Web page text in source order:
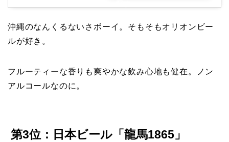
沖縄のなんくるないさボーイ。そもそもオリオンビー
ルが好き。
フルーティーな香りも爽やかな飲み心地も健在。ノン
アルコールなのに。
第3位：日本ビール「龍馬1865」